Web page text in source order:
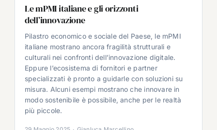
Le mPMI italiane e gli orizzonti
dell’innovazione
Pilastro economico e sociale del Paese, le mPMI
italiane mostrano ancora fragilità strutturali e
culturali nei confronti dell’innovazione digitale.
Eppure l’ecosistema di fornitori e partner
specializzati è pronto a guidarle con soluzioni su
misura. Alcuni esempi mostrano che innovare in
modo sostenibile è possibile, anche per le realtà
più piccole.